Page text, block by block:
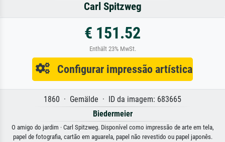
Carl Spitzweg
€ 151.52
Enthält 23% MwSt.
Configurar impressão artística
1860 · Gemälde · ID da imagem: 683665
Biedermeier
O amigo do jardim · Carl Spitzweg. Disponível como impressão de arte em tela,
papel de fotografia, cartão em aguarela, papel não revestido ou papel japonês.